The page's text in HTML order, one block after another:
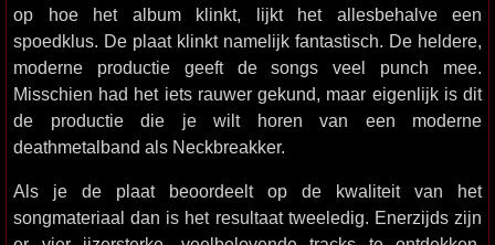
op hoe het album klinkt, lijkt het allesbehalve een
spoedklus. De plaat klinkt namelijk fantastisch. De heldere,
moderne productie geeft de songs veel punch mee.
Misschien had het iets rauwer gekund, maar eigenlijk is dit
de productie die je wilt horen van een moderne
deathmetalband als Neckbreakker.
Als je de plaat beoordeelt op de kwaliteit van het
songmateriaal dan is het resultaat tweeledig. Enerzijds zijn